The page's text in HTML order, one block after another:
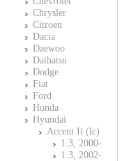
Chrysler
Citroen
Dacia
Daewoo
Daihatsu
Dodge
Fiat
Ford
Honda
Hyundai
Accent Ii (lc)
1.3, 2000-
1.3, 2002-